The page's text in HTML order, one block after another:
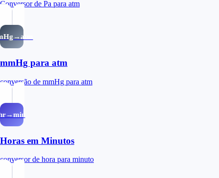
Conversor de Pa para atm
mmHg para atm
conversão de mmHg para atm
Horas em Minutos
conversor de hora para minuto